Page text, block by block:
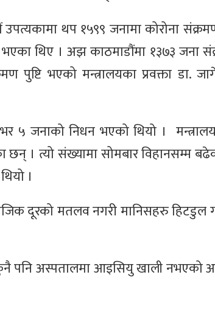
थप १५९९ जनामा कोरोना
थिए । अझ काठमाडौंमा १३७३ जना
भएको मन्त्रालयका प्रवक्ता डा.
५ जनाको निधन भएको थियो ।
। त्यो संख्यामा सोमबार विहानसम्म
।
दूरको मतलव नगरी मानिसहरु हिटडुल
पनि अस्पतालमा आइसियु खाली नभएको